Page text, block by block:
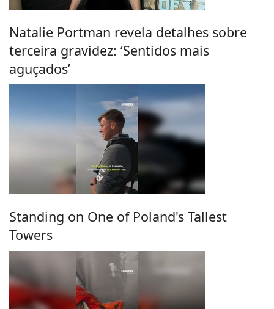
Natalie Portman revela detalhes sobre
terceira gravidez: ‘Sentidos mais
aguçados’
Standing on One of Poland's Tallest
Towers